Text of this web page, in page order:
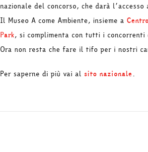
nazionale del concorso, che darà
Il Museo A come Ambiente, insieme a
Park, si complimenta con tutti i concorrenti
Ora non resta che fare il tifo per i nostri
Per saperne di più vai al sito nazionale.